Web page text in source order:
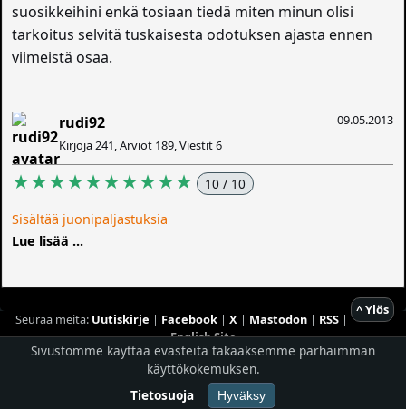
suosikkeihini enkä tosiaan tiedä miten minun olisi
tarkoitus selvitä tuskaisesta odotuksen ajasta ennen
viimeistä osaa.
09.05.2013
rudi92
Kirjoja 241, Arviot 189, Viestit 6
★★★★★★★★★★ 10 / 10
Sisältää juonipaljastuksia
Lue lisää ...
^ Ylös
Seuraa meitä: Uutiskirje | Facebook| X| Mastodon| RSS|
English Site
Hostingpalvelun tarjoaaPlaneetta Internet Oy
© 1996 - 2026 Risingshadow. Kaikki oikeudet pidätetään.
Sivustomme käyttää evästeitä takaaksemme parhaimman
käyttökokemuksen.
Tietosuoja
Hyväksy